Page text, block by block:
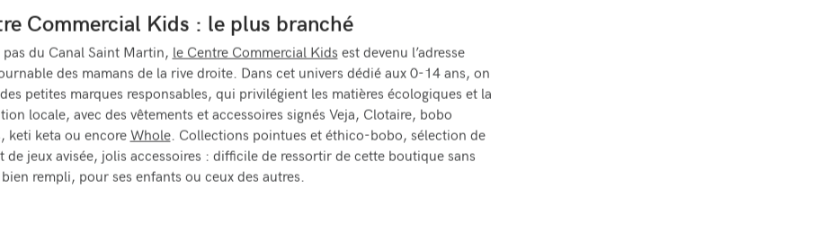
Commercial Kids : le plus branché
pas du Canal Saint Martin,le Centre Commercial Kidsest devenu l’adresse
des mamans de la rive droite. Dans cet univers dédié aux 0-14 ans, on
petites marques responsables, qui privilégient les matières écologiques et la
locale, avec des vêtements et accessoires signés Veja, Clotaire, bobo
keti keta ou encoreWhole. Collections pointues et éthico-bobo, sélection de
de jeux avisée, jolis accessoires : difficile de ressortir de cette boutique sans
rempli, pour ses enfants ou ceux des autres.